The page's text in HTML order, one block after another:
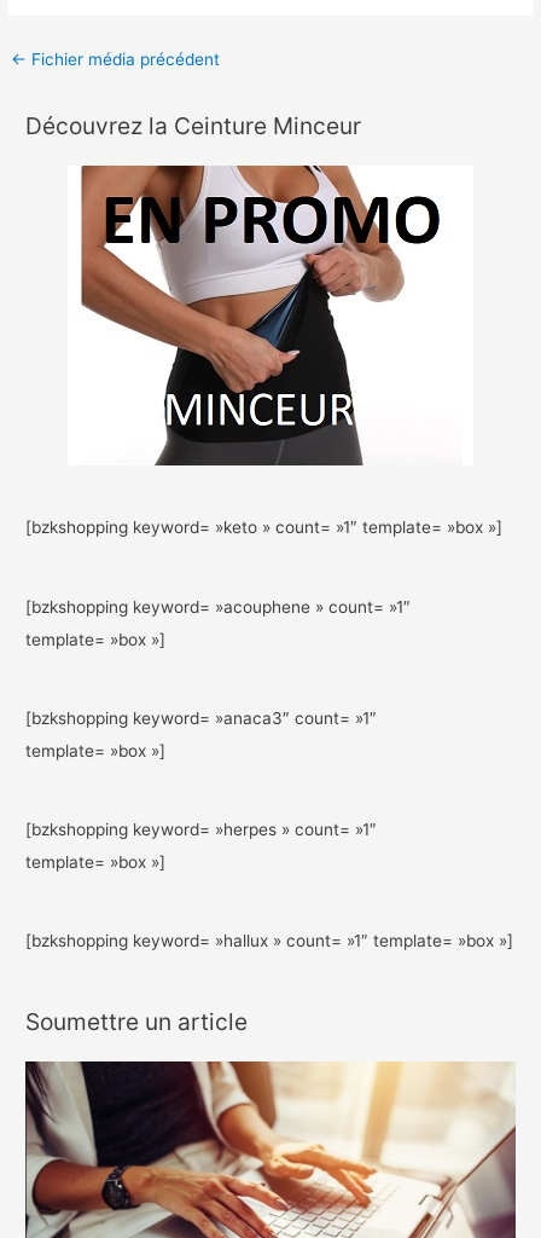
← Fichier média précédent
Découvrez la Ceinture Minceur
[bzkshopping keyword= »keto » count= »1″ template= »box »]
[bzkshopping keyword= »acouphene » count= »1″
template= »box »]
[bzkshopping keyword= »anaca3″ count= »1″
template= »box »]
[bzkshopping keyword= »herpes » count= »1″
template= »box »]
[bzkshopping keyword= »hallux » count= »1″ template= »box »]
Soumettre un article